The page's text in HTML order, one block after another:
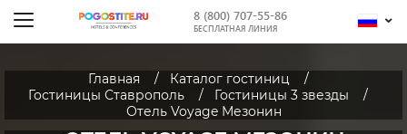
8 (800) 707-55-86
БЕСПЛАТНАЯ ЛИНИЯ
Главная
Каталог гостиниц
Гостиницы Ставрополь
Гостиницы 3 звезды
Отель Voyage Мезонин